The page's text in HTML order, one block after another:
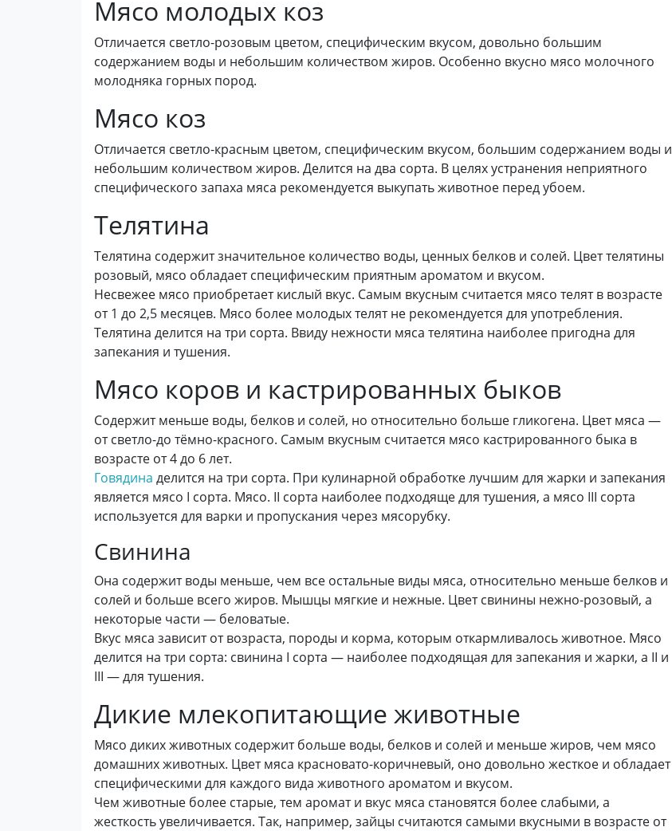
Мясо молодых коз
Отличается светло-розовым цветом, специфическим вкусом, довольно большим
содержанием воды и небольшим количеством жиров. Особенно вкусно мясо молочного
молодняка горных пород.
Мясо коз
Отличается светло-красным цветом, специфическим вкусом, большим содержанием воды и
небольшим количеством жиров. Делится на два сорта. В целях устранения неприятного
специфического запаха мяса рекомендуется выкупать животное перед убоем.
Телятина
Телятина содержит значительное количество воды, ценных белков и солей. Цвет телятины
розовый, мясо обладает специфическим приятным ароматом и вкусом.
Несвежее мясо приобретает кислый вкус. Самым вкусным считается мясо телят в возрасте
от 1 до 2,5 месяцев. Мясо более молодых телят не рекомендуется для употребления.
Телятина делится на три сорта. Ввиду нежности мяса телятина наиболее пригодна для
запекания и тушения.
Мясо коров и кастрированных быков
Содержит меньше воды, белков и солей, но относительно больше гликогена. Цвет мяса —
от светло-до тёмно-красного. Самым вкусным считается мясо кастрированного быка в
возрасте от 4 до 6 лет.
Говядина делится на три сорта. При кулинарной обработке лучшим для жарки и запекания
является мясо I сорта. Мясо. II сорта наиболее подходяще для тушения, а мясо III сорта
используется для варки и пропускания через мясорубку.
Свинина
Она содержит воды меньше, чем все остальные виды мяса, относительно меньше белков и
солей и больше всего жиров. Мышцы мягкие и нежные. Цвет свинины нежно-розовый, а
некоторые части — беловатые.
Вкус мяса зависит от возраста, породы и корма, которым откармливалось животное. Мясо
делится на три сорта: свинина I сорта — наиболее подходящая для запекания и жарки, а II и
III — для тушения.
Дикие млекопитающие животные
Мясо диких животных содержит больше воды, белков и солей и меньше жиров, чем мясо
домашних животных. Цвет мяса красновато-коричневый, оно довольно жесткое и обладает
специфическими для каждого вида животного ароматом и вкусом.
Чем животные более старые, тем аромат и вкус мяса становятся более слабыми, а
жесткость увеличивается. Так, например, зайцы считаются самыми вкусными в возрасте от